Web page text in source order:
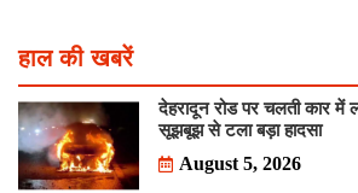
हाल की खबरें
देहरादून रोड पर चलती कार
सूझबूझ से टला बड़ा हादसा
August 5, 2026